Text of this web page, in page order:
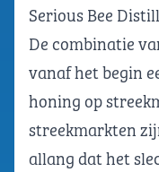
Serious Bee
De combinatie
vanaf het begin
honing op
streekmarkten
allang dat het